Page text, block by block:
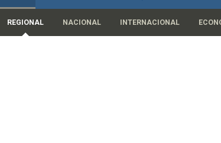
REGIONAL NACIONAL INTERNACIONAL